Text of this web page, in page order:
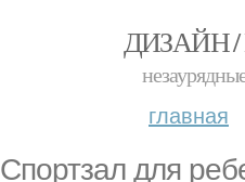
ДИЗАЙН /
главная
Спортзал для